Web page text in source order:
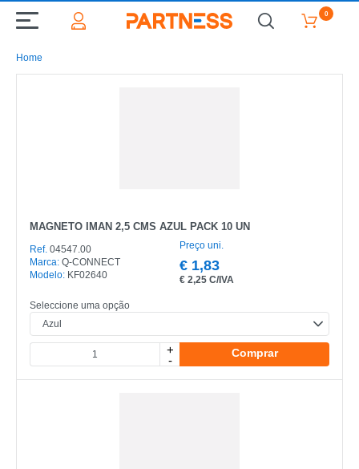
0
Home
MAGNETO IMAN 2,5 CMS AZUL PACK 10 UN
Ref. 04547.00
Marca: Q-CONNECT
Modelo: KF02640
Preço uni.
€ 1,83
€ 2,25 C/IVA
Seleccione uma opção
+
-
Comprar